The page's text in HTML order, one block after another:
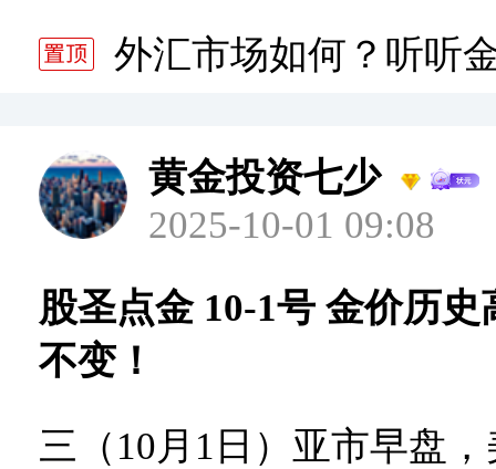
分析师静雅老师的分
外汇市场如何？听听
黄金投资七少
2025-10-01 09:08
股圣点金 10-1号 金价历
不变！
三（10月1日）亚市早盘